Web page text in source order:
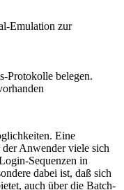
Emulation zur
Protokolle belegen.
Eine
Anwender viele sich
Sequenzen in
dabei ist, daß sich
auch über die Batch-